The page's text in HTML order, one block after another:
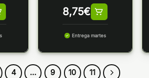
8,75€
Entrega martes
4 … 9 10 11